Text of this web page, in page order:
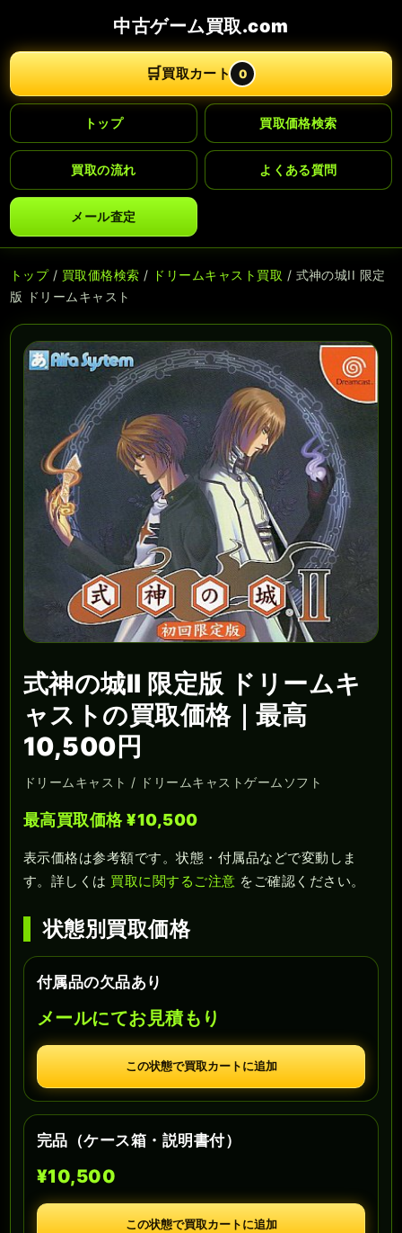
中古ゲーム買取.com
🛒買取カート 0
トップ 買取価格検索
買取の流れ よくある質問
メール査定
トップ/ 買取価格検索 / ドリームキャスト買取 / 式神の城II 限定
版 ドリームキャスト
式神の城II 限定版 ドリームキ
ャストの買取価格｜最高
10,500円
ドリームキャスト / ドリームキャストゲームソフト
最高買取価格 ¥10,500
表示価格は参考額です。状態・付属品などで変動しま
す。詳しくは 買取に関するご注意 をご確認ください。
状態別買取価格
付属品の欠品あり
メールにてお見積もり
この状態で買取カートに追加
完品（ケース箱・説明書付）
¥10,500
この状態で買取カートに追加